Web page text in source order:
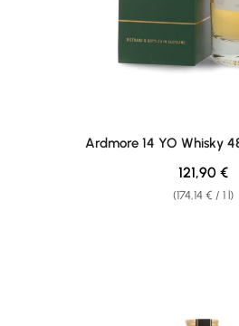
Ardmore 14 YO Whisky
(174,14 € / 1 l)
Regular
121,90 €